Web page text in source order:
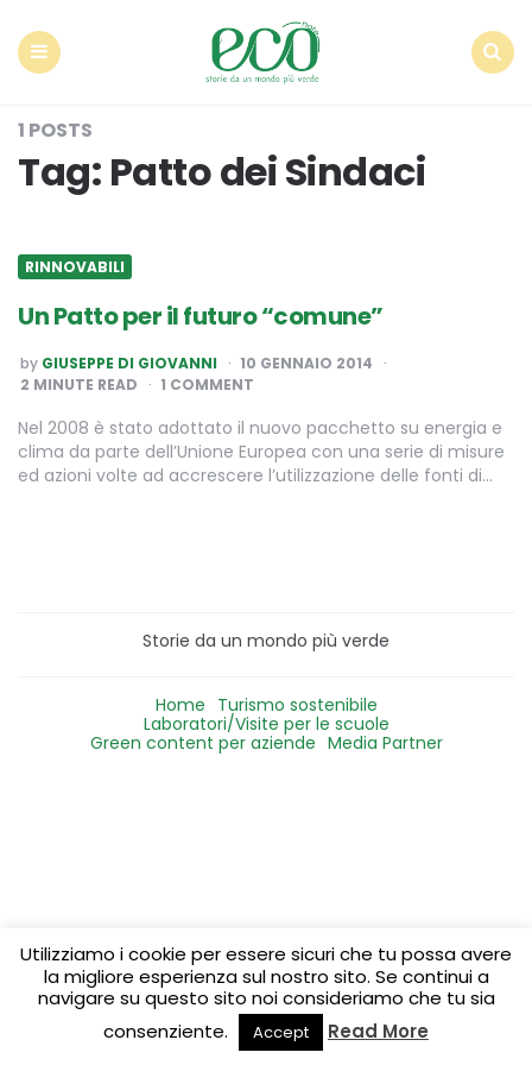
1 POSTS
Tag: Patto dei Sindaci
RINNOVABILI
Un Patto per il futuro “comune”
POSTED
BY
by GIUSEPPE DI GIOVANNI
10 GENNAIO 2014
2 MINUTE READ 1 COMMENT
Nel 2008 è stato adottato il nuovo pacchetto su energia e
clima da parte dell’Unione Europea con una serie di misure
ed azioni volte ad accrescere l’utilizzazione delle fonti di…
Storie da un mondo più verde
Home Turismo sostenibile
Laboratori/Visite per le scuole
Green content per aziende Media Partner
Utilizziamo i cookie per essere sicuri che tu possa avere
la migliore esperienza sul nostro sito. Se continui a
navigare su questo sito noi consideriamo che tu sia
consenziente.
Accept Read More